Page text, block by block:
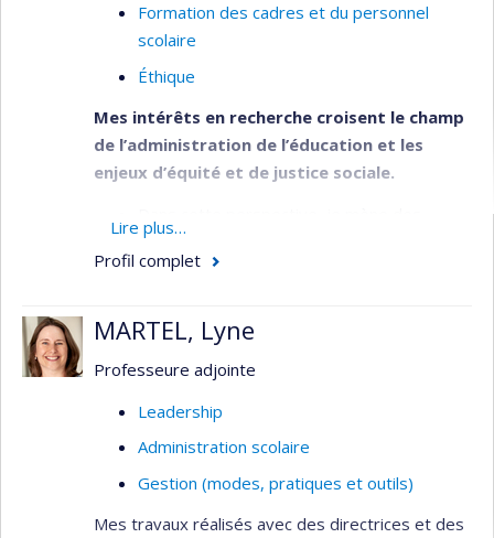
Formation des cadres et du personnel
scolaire
Éthique
Mes intérêts en recherche croisent le champ
de l’administration de l’éducation et les
enjeux d’équité et de justice sociale.
projets de recherche portant sur
l’organisation et la transformation des
Je m’intéresse en particulier au travail des
directions d’établissement d’enseignement,
tant au niveau des pratiques réelles, que de
ses encadrements légaux, politiques et
organisationnels.
Mes plus récents travaux portent sur
sélection, d’évaluation et de rétention du
Lire plus…
Profil complet
MARTEL, Lyne
Professeure adjointe
Leadership
Administration scolaire
Gestion (modes, pratiques et outils)
Mes travaux réalisés avec des directrices et des